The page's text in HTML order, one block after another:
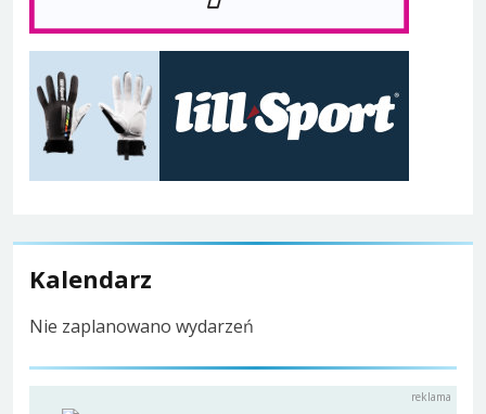
Kalendarz
Nie zaplanowano wydarzeń